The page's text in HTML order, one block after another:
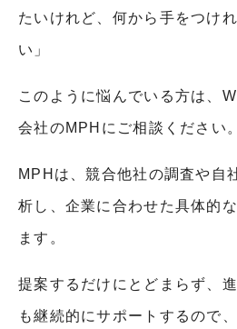
たいけれど、何から手をつけ
い」
このように悩んでいる方は、
会社のMPHにご相談ください。
MPHは、競合他社の調査や自
析し、企業に合わせた具体的
ます。
提案するだけにとどまらず、
も継続的にサポートするので